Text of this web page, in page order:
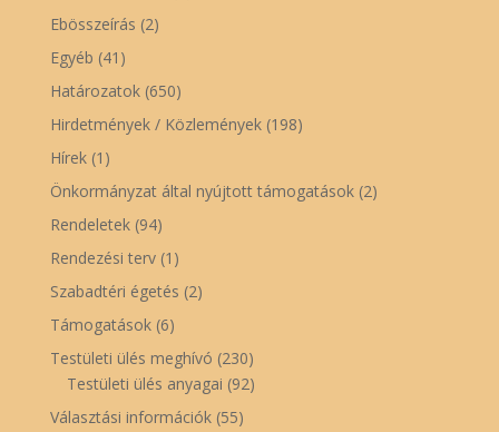
Ebösszeírás (2)
Egyéb (41)
Határozatok(650)
Hirdetmények / Közlemények(198)
Hírek(1)
Önkormányzat által nyújtott támogatások(2)
Rendeletek(94)
Rendezési terv(1)
Szabadtéri égetés (2)
Támogatások(6)
Testületi ülés meghívó (230)
Testületi ülés anyagai (92)
Választási információk(55)